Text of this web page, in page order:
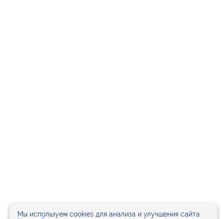
Мы используем cookies для анализа и улучшения сайта.